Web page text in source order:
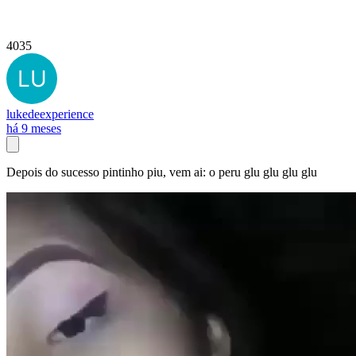
4035
lukedeexperience
há 9 meses
Depois do sucesso pintinho piu, vem ai: o peru glu glu glu glu